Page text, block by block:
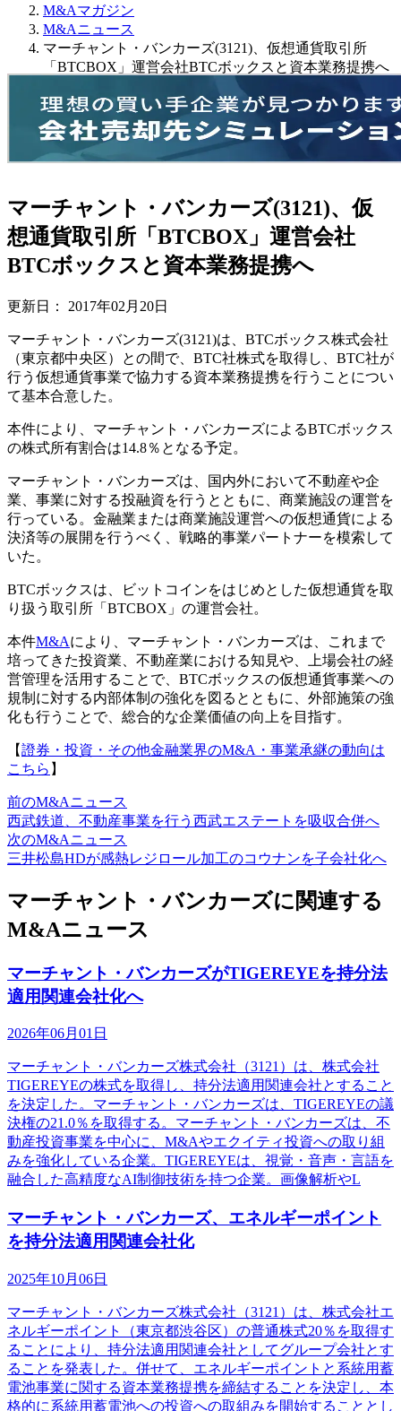
M&Aマガジン
M&Aニュース
マーチャント・バンカーズ(3121)、仮想通貨取引所
「BTCBOX」運営会社BTCボックスと資本業務提携へ
マーチャント・バンカーズ(3121)、仮
想通貨取引所「BTCBOX」運営会社
BTCボックスと資本業務提携へ
更新日： 2017年02月20日
マーチャント・バンカーズ(3121)は、BTCボックス株式会社
（東京都中央区）との間で、BTC社株式を取得し、BTC社が
行う仮想通貨事業で協力する資本業務提携を行うことについ
て基本合意した。
本件により、マーチャント・バンカーズによるBTCボックス
の株式所有割合は14.8％となる予定。
マーチャント・バンカーズは、国内外において不動産や企
業、事業に対する投融資を行うとともに、商業施設の運営を
行っている。金融業または商業施設運営への仮想通貨による
決済等の展開を行うべく、戦略的事業パートナーを模索して
いた。
BTCボックスは、ビットコインをはじめとした仮想通貨を取
り扱う取引所「BTCBOX」の運営会社。
本件M&Aにより、マーチャント・バンカーズは、これまで
培ってきた投資業、不動産業における知見や、上場会社の経
営管理を活用することで、BTCボックスの仮想通貨事業への
規制に対する内部体制の強化を図るとともに、外部施策の強
化も行うことで、総合的な企業価値の向上を目指す。
【證券・投資・その他金融業界のM&A・事業承継の動向は
こちら 】
前のM&Aニュース
西武鉄道、不動産事業を行う西武エステートを吸収合併へ
次のM&Aニュース
三井松島HDが感熱レジロール加工のコウナンを子会社化へ
マーチャント・バンカーズに関連する
M&Aニュース
マーチャント・バンカーズがTIGEREYEを持分法
適用関連会社化へ
2026年06月01日
マーチャント・バンカーズ株式会社（3121）は、株式会社
TIGEREYEの株式を取得し、持分法適用関連会社とすること
を決定した。マーチャント・バンカーズは、TIGEREYEの議
決権の21.0％を取得する。マーチャント・バンカーズは、不
動産投資事業を中心に、M&Aやエクイティ投資への取り組
みを強化している企業。TIGEREYEは、視覚・音声・言語を
融合した高精度なAI制御技術を持つ企業。画像解析やL
マーチャント・バンカーズ、エネルギーポイント
を持分法適用関連会社化
2025年10月06日
マーチャント・バンカーズ株式会社（3121）は、株式会社エ
ネルギーポイント（東京都渋谷区）の普通株式20％を取得す
ることにより、持分法適用関連会社としてグループ会社とす
ることを発表した。併せて、エネルギーポイントと系統用蓄
電池事業に関する資本業務提携を締結することを決定し、本
格的に系統用蓄電池への投資への取組みを開始することとし